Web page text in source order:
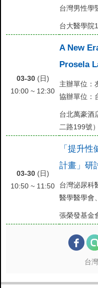
台灣男性學
台大醫學院
03-30(日)
10:00 ~ 12:30
A New
Prosela
主辦單位：
協辦單位：
台北萬豪酒
二路199號）
03-30(日)
10:50 ~ 11:50
「提升
計畫」研
台灣泌尿科
醫學醫學會
張榮發基金
台